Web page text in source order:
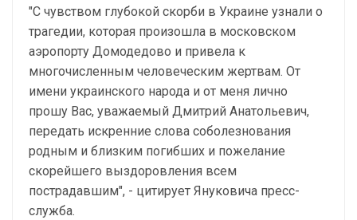
"С чувством глубокой скорби в Украине узнали о
трагедии, которая произошла в московском
аэропорту Домодедово и привела к
многочисленным человеческим жертвам. От
имени украинского народа и от меня лично
прошу Вас, уважаемый Дмитрий Анатольевич,
передать искренние слова соболезнования
родным и близким погибших и пожелание
скорейшего выздоровления всем
пострадавшим", - цитирует Януковича пресс-
служба.